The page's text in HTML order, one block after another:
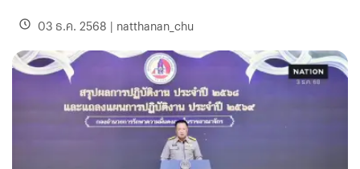
03 ธ.ค. 2568 | natthanan_chu